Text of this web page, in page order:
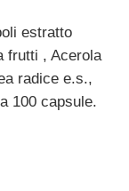
estratto
frutti , Acerola
radice e.s.,
100 capsule.